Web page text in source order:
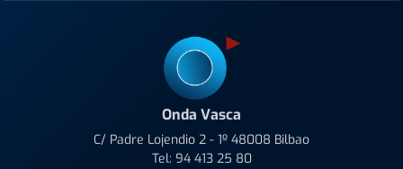
Onda Vasca
C/ Padre Lojendio 2 - 1º 48008 Bilbao
Tel: 94 413 25 80